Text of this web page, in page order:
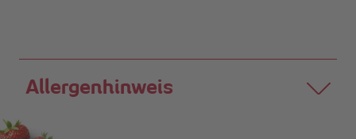
Allergenhinweis